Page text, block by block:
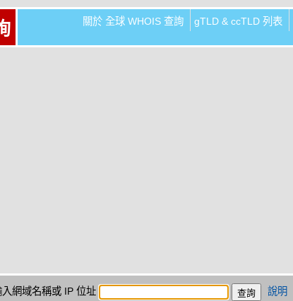
關於 全球 WHOIS 查詢 gTLD & ccTLD 列表
入網域名稱或 IP 位址 說明